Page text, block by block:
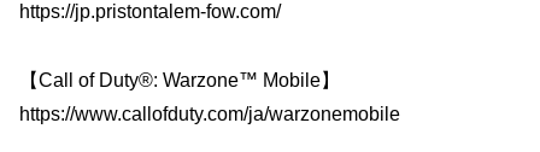
https://jp.pristontalem-fow.com/
【Call of Duty®: Warzone™ Mobile】
https://www.callofduty.com/ja/warzonemobile